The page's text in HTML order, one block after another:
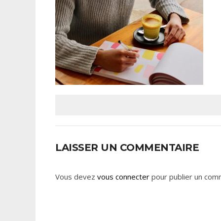
LAISSER UN COMMENTAIRE
Vous devez vous connecter pour publier un